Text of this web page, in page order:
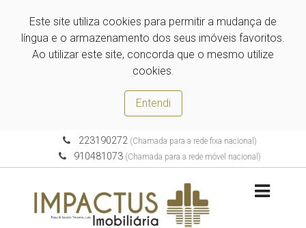
Este site utiliza cookies para permitir a mudança de
língua e o armazenamento dos seus imóveis favoritos.
Ao utilizar este site, concorda que o mesmo utilize
cookies.
Entendi
223190272(Chamada para a rede fixa nacional)
910481073 (Chamada para a rede móvel nacional)